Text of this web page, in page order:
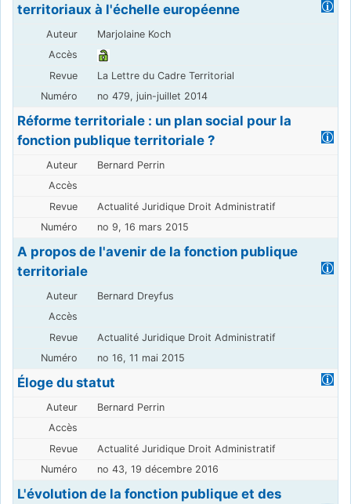
territoriaux à l'échelle européenne
Marjolaine Koch
La Lettre du Cadre Territorial
no 479, juin-juillet 2014
Réforme territoriale : un plan social pour la
fonction publique territoriale ?
Bernard Perrin
Actualité Juridique Droit Administratif
no 9, 16 mars 2015
A propos de l'avenir de la fonction publique
territoriale
Bernard Dreyfus
Actualité Juridique Droit Administratif
no 16, 11 mai 2015
Éloge du statut
Bernard Perrin
Actualité Juridique Droit Administratif
no 43, 19 décembre 2016
L'évolution de la fonction publique et des